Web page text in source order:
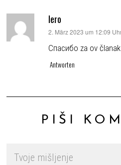
lero
sagt:
2. März 2023 um 12:09
Спасибо za ov članak
Antworten
PIŠI